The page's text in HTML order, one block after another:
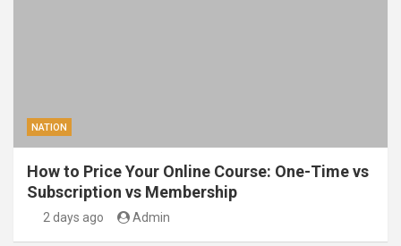
NATION
How to Price Your Online Course: One-Time vs
Subscription vs Membership
2 days ago Admin